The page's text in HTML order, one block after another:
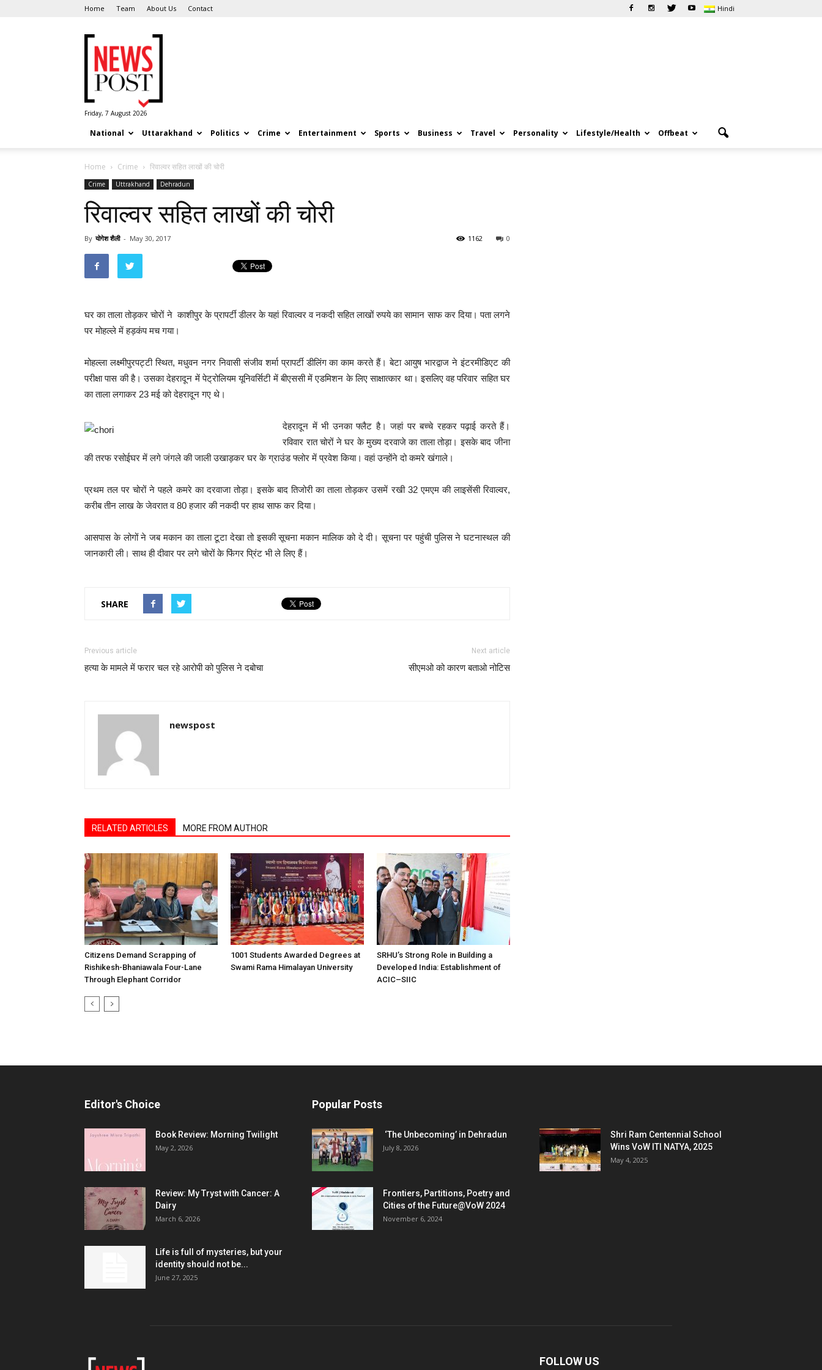
Home Team About Us Contact Hindi
Post
Friday, 7 August 2026
National Uttarakhand Politics Crime Entertainment Sports Business Travel Personality Lifestyle/Health Offbeat
Home Crime रिवाल्वर सहित लाखों की चोरी
Crime Uttrakhand Dehradun
रिवाल्वर सहित लाखों की चोरी
By योगेश शैली - May 30, 2017 0
1162
घर का ताला तोड़कर चोरों ने काशीपुर के प्रापर्टी डीलर के यहां रिवाल्वर व नकदी सहित लाखों रुपये का सामान साफ कर दिया। पता लगने
पर मोहल्ले में हड़कंप मच गया।
मोहल्ला लक्ष्मीपुरपट्टी स्थित, मधुवन नगर निवासी संजीव शर्मा प्रापर्टी डीलिंग का काम करते हैं। बेटा आयुष भारद्वाज ने इंटरमीडिएट की
परीक्षा पास की है। उसका देहरादून में पेट्रोलियम यूनिवर्सिटी में बीएससी में एडमिशन के लिए साक्षात्कार था। इसलिए वह परिवार सहित घर
का ताला लगाकर 23 मई को देहरादून गए थे।
देहरादून में भी उनका फ्लैट है। जहां पर बच्चे रहकर पढ़ाई करते हैं।
रविवार रात चोरों ने घर के मुख्य दरवाजे का ताला तोड़ा। इसके बाद जीना
की तरफ रसोईघर में लगे जंगले की जाली उखाड़कर घर के ग्राउंड फ्लोर में प्रवेश किया। वहां उन्होंने दो कमरे खंगाले।
प्रथम तल पर चोरों ने पहले कमरे का दरवाजा तोड़ा। इसके बाद तिजोरी का ताला तोड़कर उसमें रखी 32 एमएम की लाइसेंसी रिवाल्वर,
करीब तीन लाख के जेवरात व 80 हजार की नकदी पर हाथ साफ कर दिया।
आसपास के लोगों ने जब मकान का ताला टूटा देखा तो इसकी सूचना मकान मालिक को दे दी। सूचना पर पहुंची पुलिस ने घटनास्थल की
जानकारी ली। साथ ही दीवार पर लगे चोरों के फिंगर प्रिंट भी ले लिए हैं।
SHARE
Previous article
हत्या के मामले में फरार चल रहे आरोपी को पुलिस ने दबोचा
Next article
सीएमओ को कारण बताओ नोटिस
newspost
RELATED ARTICLES MORE FROM AUTHOR
Citizens Demand Scrapping of
Rishikesh-Bhaniawala Four-Lane
Through Elephant Corridor
1001 Students Awarded Degrees at
Swami Rama Himalayan University
SRHU’s Strong Role in Building a
Developed India: Establishment of
ACIC–SIIC
Editor's Choice
Book Review: Morning Twilight
May 2, 2026
Review: My Tryst with Cancer: A
Dairy
March 6, 2026
Life is full of mysteries, but your
identity should not be...
June 27, 2025
Popular Posts
‘The Unbecoming’ in Dehradun
July 8, 2026
Shri Ram Centennial School
Wins VoW ITI NATYA, 2025
May 4, 2025
Frontiers, Partitions, Poetry and
Cities of the Future@VoW 2024
November 6, 2024
FOLLOW US